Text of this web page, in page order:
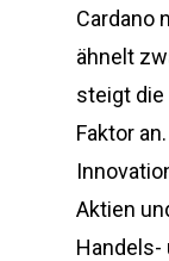
Cardano
ähnelt
steigt
Faktor
Aktien
Handels-